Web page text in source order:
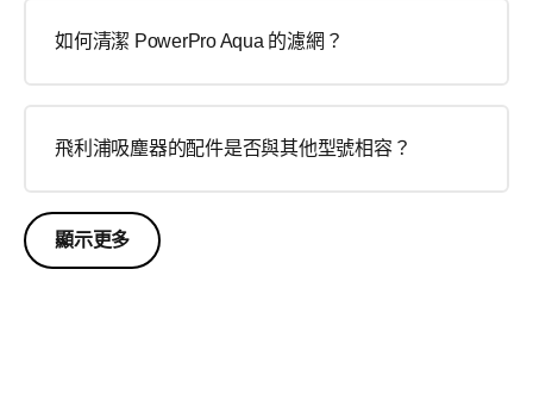
如何清潔 PowerPro Aqua 的濾網？
飛利浦吸塵器的配件是否與其他型號相容？
顯示更多